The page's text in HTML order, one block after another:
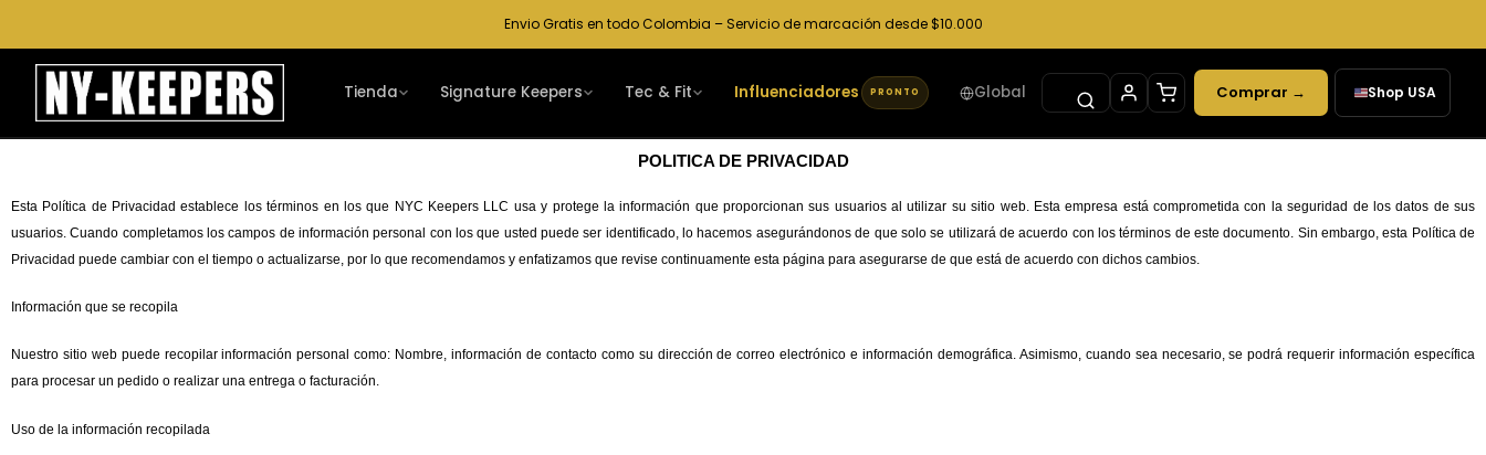
contenido
Envio Gratis en todo Colombia – Servicio de marcación desde $10.000
Tienda Signature Keepers Tec & Fit Influenciadores PRONTO Global Comprar → Shop USA
POLITICA DE PRIVACIDAD
Esta Política de Privacidad establece los términos en los que NYC Keepers LLC usa y protege la información que proporcionan sus usuarios al utilizar su sitio web. Esta empresa está comprometida con la seguridad de los datos de sus
usuarios. Cuando completamos los campos de información personal con los que usted puede ser identificado, lo hacemos asegurándonos de que solo se utilizará de acuerdo con los términos de este documento. Sin embargo, esta Política de
Privacidad puede cambiar con el tiempo o actualizarse, por lo que recomendamos y enfatizamos que revise continuamente esta página para asegurarse de que está de acuerdo con dichos cambios.
Información que se recopila
Nuestro sitio web puede recopilar información personal como: Nombre, información de contacto como su dirección de correo electrónico e información demográfica. Asimismo, cuando sea necesario, se podrá requerir información específica
para procesar un pedido o realizar una entrega o facturación.
Uso de la información recopilada